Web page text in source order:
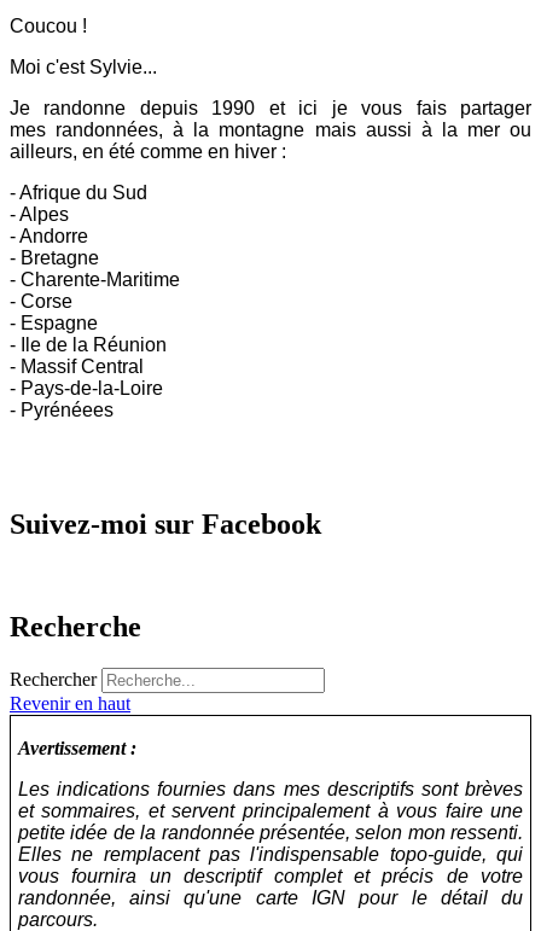
Coucou !
Moi c'est Sylvie...
Je randonne depuis 1990 et ici je vous fais partager
mes randonnées, à la montagne mais aussi à la mer ou
ailleurs, en été comme en hiver :
- Afrique du Sud
- Alpes
- Andorre
- Bretagne
- Charente-Maritime
- Corse
- Espagne
- Ile de la Réunion
- Massif Central
- Pays-de-la-Loire
- Pyrénéees
Suivez-moi sur Facebook
Recherche
Rechercher
Revenir en haut
Avertissement :
Les indications fournies dans mes descriptifs sont brèves
et sommaires, et servent principalement à vous faire une
petite idée de la randonnée présentée, selon mon ressenti.
Elles ne remplacent pas l'indispensable topo-guide, qui
vous fournira un descriptif complet et précis de votre
randonnée, ainsi qu'une carte IGN pour le détail du
parcours.